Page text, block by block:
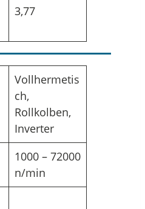
3,77
Vollhermetis
ch,
Rollkolben,
Inverter
1000 – 72000
n/min